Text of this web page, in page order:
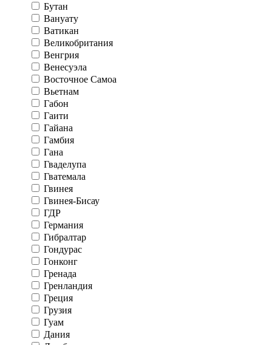
Бутан
Вануату
Ватикан
Великобритания
Венгрия
Венесуэла
Восточное Самоа
Вьетнам
Габон
Гаити
Гайана
Гамбия
Гана
Гваделупа
Гватемала
Гвинея
Гвинея-Бисау
ГДР
Германия
Гибралтар
Гондурас
Гонконг
Гренада
Гренландия
Греция
Грузия
Гуам
Дания